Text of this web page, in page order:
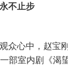
不止步
众心中，赵宝
部室内剧《渴